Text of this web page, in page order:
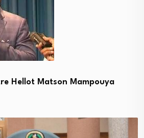
Hellot Matson Mampouya